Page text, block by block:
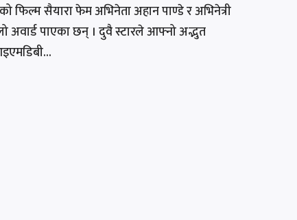
फिल्म सैयारा फेम अभिनेता अहान पाण्डे र अभिनेत्री
अवार्ड पाएका छन् । दुवै स्टारले आफ्नो अद्भुत